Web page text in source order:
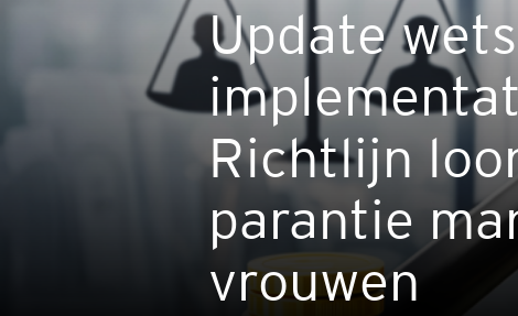
Upda­te
Richt­lijn
pa­ran­tie
vrou­wen